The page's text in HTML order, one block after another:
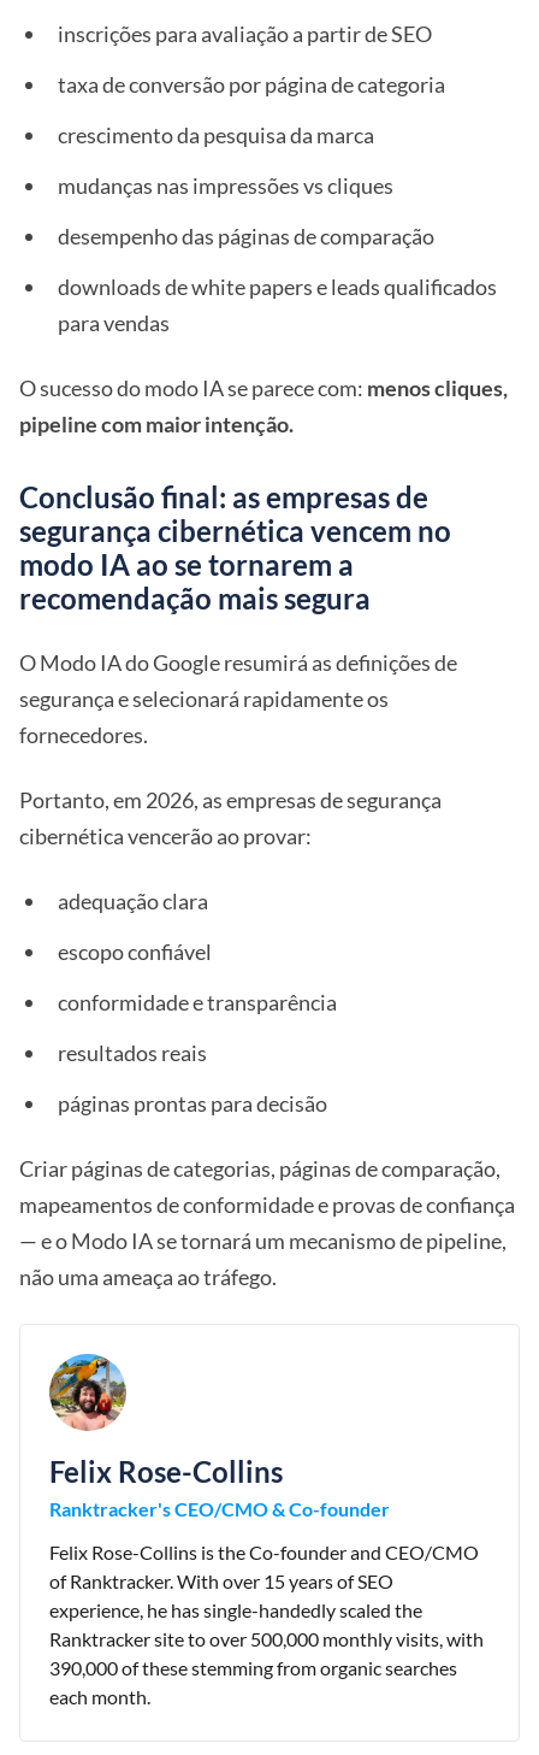
inscrições para avaliação a partir de SEO
taxa de conversão por página de categoria
crescimento da pesquisa da marca
mudanças nas impressões vs cliques
desempenho das páginas de comparação
downloads de white papers e leads qualificados
para vendas
O sucesso do modo IA se parece com: menos cliques,
pipeline com maior intenção.
Conclusão final: as empresas de
segurança cibernética vencem no
modo IA ao se tornarem a
recomendação mais segura
O Modo IA do Google resumirá as definições de
segurança e selecionará rapidamente os
fornecedores.
Portanto, em 2026, as empresas de segurança
cibernética vencerão ao provar:
adequação clara
escopo confiável
conformidade e transparência
resultados reais
páginas prontas para decisão
Criar páginas de categorias, páginas de comparação,
mapeamentos de conformidade e provas de confiança
— e o Modo IA se tornará um mecanismo de pipeline,
não uma ameaça ao tráfego.
Felix Rose-Collins
Ranktracker's CEO/CMO & Co-founder
Felix Rose-Collins is the Co-founder and CEO/CMO
of Ranktracker. With over 15 years of SEO
experience, he has single-handedly scaled the
Ranktracker site to over 500,000 monthly visits, with
390,000 of these stemming from organic searches
each month.